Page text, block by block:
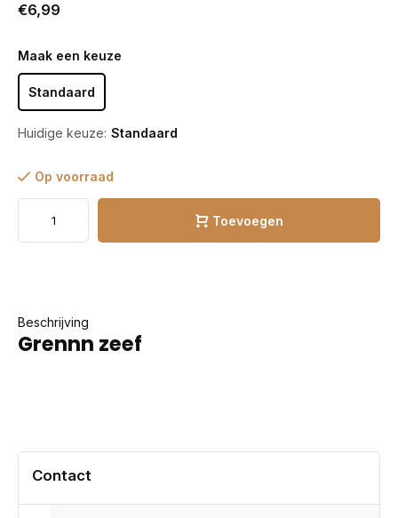
€6,99
Maak een keuze
Standaard
Huidige keuze: Standaard
Op voorraad
Toevoegen
Beschrijving
Grennn zeef
Contact